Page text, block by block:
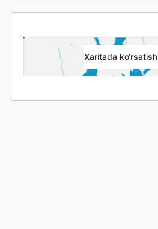
Xaritada ko‘rsatish